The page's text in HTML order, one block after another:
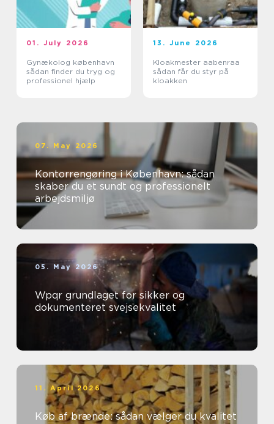
01. July 2026
Gynækolog københavn
sådan finder du tryg og
professionel hjælp
13. June 2026
Kloakmester aabenraa
sådan får du styr på
kloakken
07. May 2026
Kontorrengøring i København: sådan
skaber du et sundt og professionelt
arbejdsmiljø
05. May 2026
Wpqr grundlaget for sikker og
dokumenteret svejsekvalitet
11. April 2026
Køb af brænde: sådan vælger du kvalitet